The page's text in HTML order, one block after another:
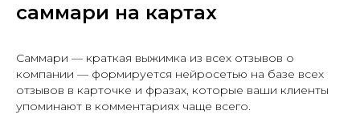
саммари на картах
Саммари — краткая выжимка из всех отзывов о
компании — формируется нейросетью на базе всех
отзывов в карточке и фразах, которые ваши клиенты
упоминают в комментариях чаще всего.